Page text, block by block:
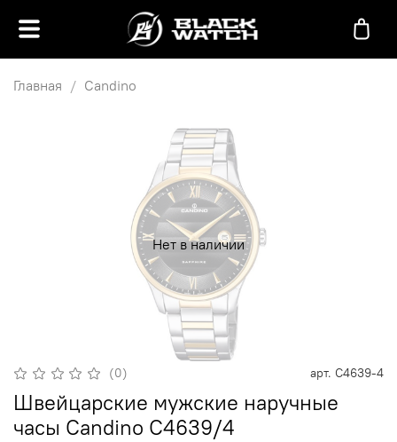
Главная Candino
Нет в наличии
(0) арт. C4639-4
Швейцарские мужские наручные
часы Candino C4639/4